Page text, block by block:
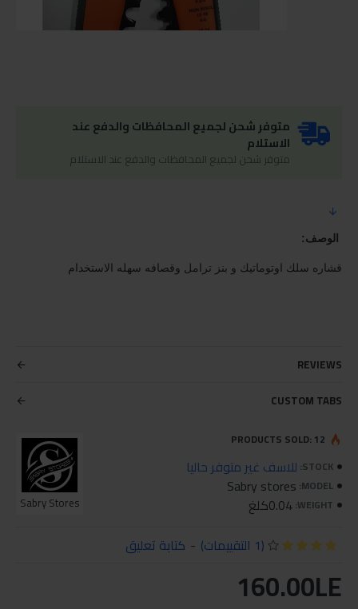
متوفر شحن لجميع المحافظات والدفع عند
الاستلام
متوفر شحن لجميع المحافظات والدفع عند الاستلام
الوصف:
قشاره سلك اوتوماتيك و بنز ترامل وقصافه سهله الاستخدام
REVIEWS
CUSTOM TABS
STOCK: للاسف غير متوفر حاليا
MODEL:
Sabry stores
WEIGHT: 0.04كلغ Sabry Stores
PRODUCTS SOLD: 12
(1 التقييمات) - كتابة تعليق
160.00LE